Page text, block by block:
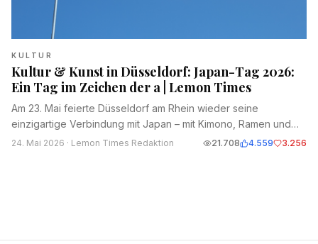
KULTUR
Kultur & Kunst in Düsseldorf: Japan-Tag 2026:
Ein Tag im Zeichen der a | Lemon Times
Am 23. Mai feierte Düsseldorf am Rhein wieder seine
einzigartige Verbindung mit Japan – mit Kimono, Ramen und
Feuerwerk.
24. Mai 2026 · Lemon Times Redaktion 21.708 4.559 3.256